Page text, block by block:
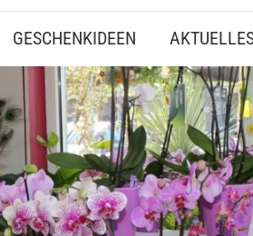
GESCHENKIDEEN